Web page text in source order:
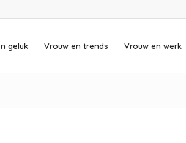
geluk Vrouw en trends Vrouw en werk